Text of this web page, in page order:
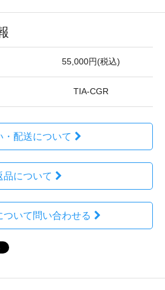
55,000円(税込)
TIA-CGR
・配送について
品について
ついて問い合わせる